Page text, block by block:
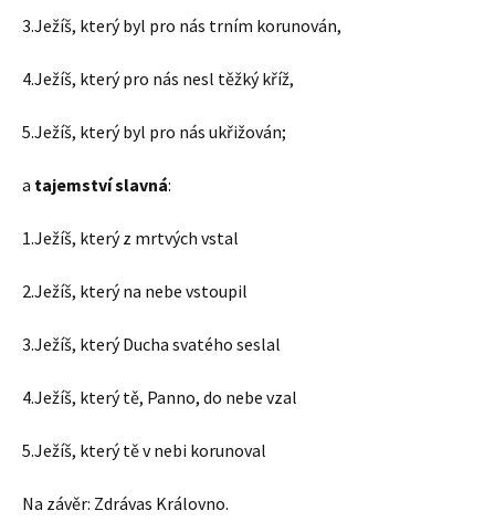
3.Ježíš, který byl pro nás trním korunován,
4.Ježíš, který pro nás nesl těžký kříž,
5.Ježíš, který byl pro nás ukřižován;
a tajemství slavná:
1.Ježíš, který z mrtvých vstal
2.Ježíš, který na nebe vstoupil
3.Ježíš, který Ducha svatého seslal
4.Ježíš, který tě, Panno, do nebe vzal
5.Ježíš, který tě v nebi korunoval
Na závěr: Zdrávas Královno.